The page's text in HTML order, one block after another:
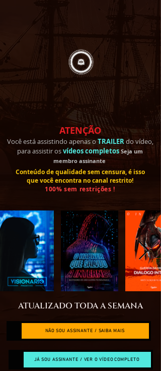
ATENÇÃO
Você está assistindo apenas oTRAILERdo vídeo,
para assistir osvídeos completos Seja um
membroassinante
Conteúdo de qualidade sem censura, é isso
que você encontra no canal restrito!
100% sem restrições !
ATUALIZADO TODA A SEMANA
NÃO SOU ASSINANTE / SAIBA MAIS
JÁ SOU ASSINANTE / VER O VÍDEO COMPLETO